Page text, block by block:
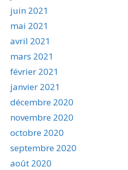
juin 2021
mai 2021
avril 2021
mars 2021
février 2021
janvier 2021
décembre 2020
novembre 2020
octobre 2020
septembre 2020
août 2020